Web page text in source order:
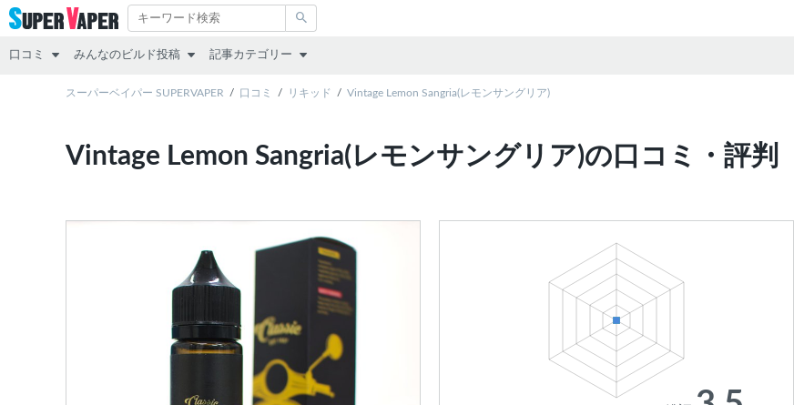
口コミ
スターターキット
みんなのビルド投稿
RDA
記事カテゴリー
その他
アトマイザー
互換機
スーパーベイパー SUPERVAPER 口コミ リキッド Vintage Lemon Sangria(レモンサングリア)
Vintage Lemon Sangria(レモンサングリア)の口コミ・評判